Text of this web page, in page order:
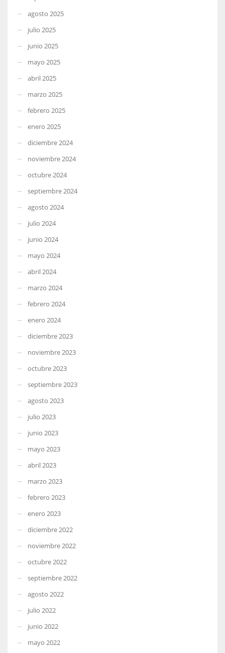
agosto 2025
julio 2025
junio 2025
mayo 2025
abril 2025
marzo 2025
febrero 2025
enero 2025
diciembre 2024
noviembre 2024
octubre 2024
septiembre 2024
agosto 2024
julio 2024
junio 2024
mayo 2024
abril 2024
marzo 2024
febrero 2024
enero 2024
diciembre 2023
noviembre 2023
octubre 2023
septiembre 2023
agosto 2023
julio 2023
junio 2023
mayo 2023
abril 2023
marzo 2023
febrero 2023
enero 2023
diciembre 2022
noviembre 2022
octubre 2022
septiembre 2022
agosto 2022
julio 2022
junio 2022
mayo 2022